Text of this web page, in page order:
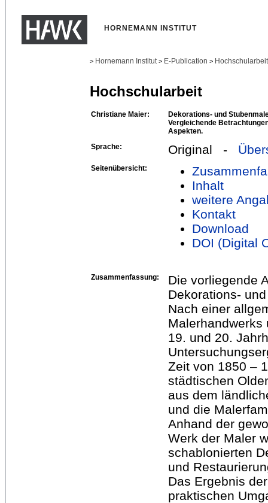
HORNEMANN INSTITUT
> Hornemann Institut > E-Publication >
Hochschularbeit
Christiane Maier:
Dekorations- und
Vergleichende
Aspekten.
Sprache:
Original -
Seitenübersicht:
Inhalt
weitere
Kontakt
Download
DOI (Digital
Zusammenfassung:
Die vorliegende
Dekorations-
Nach einer
Malerhandwerks
19. und 20.
Zeit von 1850 –
städtischen
aus dem
und die
Anhand der
Werk der Maler
schablonierten
und
Das Ergebnis
praktischen